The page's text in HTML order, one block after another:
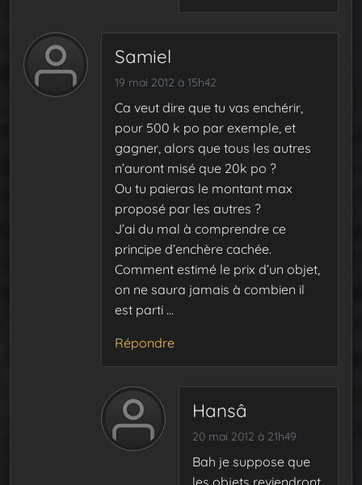
Samiel
19 mai 2012 à 15h42
Ca veut dire que tu vas enchérir,
pour 500 k po par exemple, et
gagner, alors que tous les autres
n’auront misé que 20k po ?
Ou tu paieras le montant max
proposé par les autres ?
J’ai du mal à comprendre ce
principe d’enchère cachée.
Comment estimé le prix d’un objet,
on ne saura jamais à combien il
est parti …
Répondre
Hansâ
20 mai 2012 à 21h49
Bah je suppose que
les objets reviendront